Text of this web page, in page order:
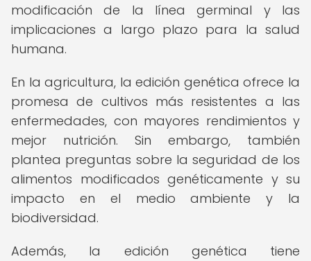
modificación de la línea germinal y las
implicaciones a largo plazo para la salud
humana.
En la agricultura, la edición genética ofrece la
promesa de cultivos más resistentes a las
enfermedades, con mayores rendimientos y
mejor nutrición. Sin embargo, también
plantea preguntas sobre la seguridad de los
alimentos modificados genéticamente y su
impacto en el medio ambiente y la
biodiversidad.
Además, la edición genética tiene